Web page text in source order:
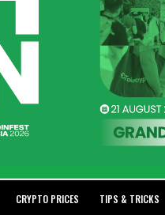
CRYPTO PRICES TIPS & TRICKS